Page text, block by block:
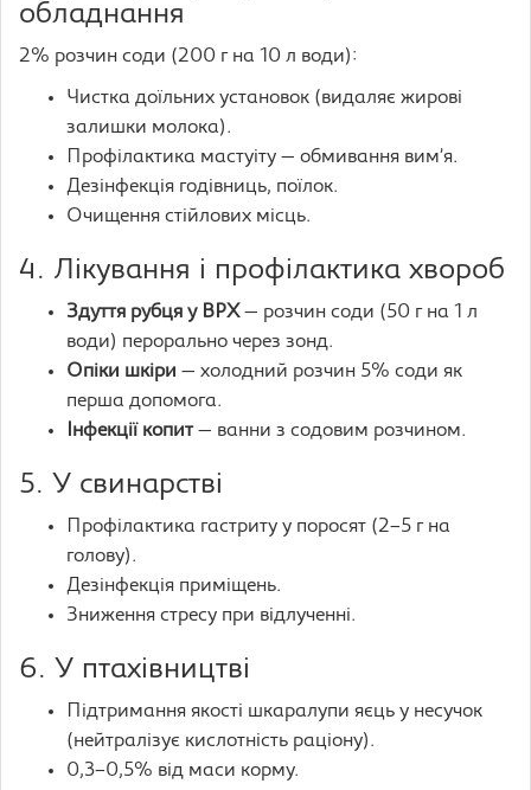
обладнання
2% розчин соди (200 г на 10 л води):
Чистка доїльних установок (видаляє жирові
залишки молока).
Профілактика мастуiту — обмивання вим’я.
Дезінфекція годівниць, поїлок.
Очищення стійлових місць.
4. Лікування і профілактика хвороб
Здуття рубця у ВРХ— розчин соди (50 г на 1 л
води) перорально через зонд.
Опіки шкіри — холодний розчин 5% соди як
перша допомога.
Інфекції копит— ванни з содовим розчином.
5. У свинарстві
Профілактика гастриту у поросят (2–5 г на
голову).
Дезінфекція приміщень.
Зниження стресу при відлученні.
6. У птахівництві
Підтримання якості шкаралупи яєць у несучок
(нейтралізує кислотність раціону).
0,3–0,5% від маси корму.